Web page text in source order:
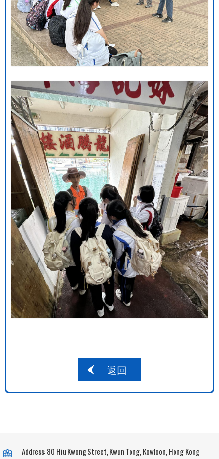
返回
Address: 80 Hiu Kwong Street, Kwun Tong, Kowloon, Hong Kong